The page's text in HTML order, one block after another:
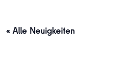
« Alle Neuigkeiten